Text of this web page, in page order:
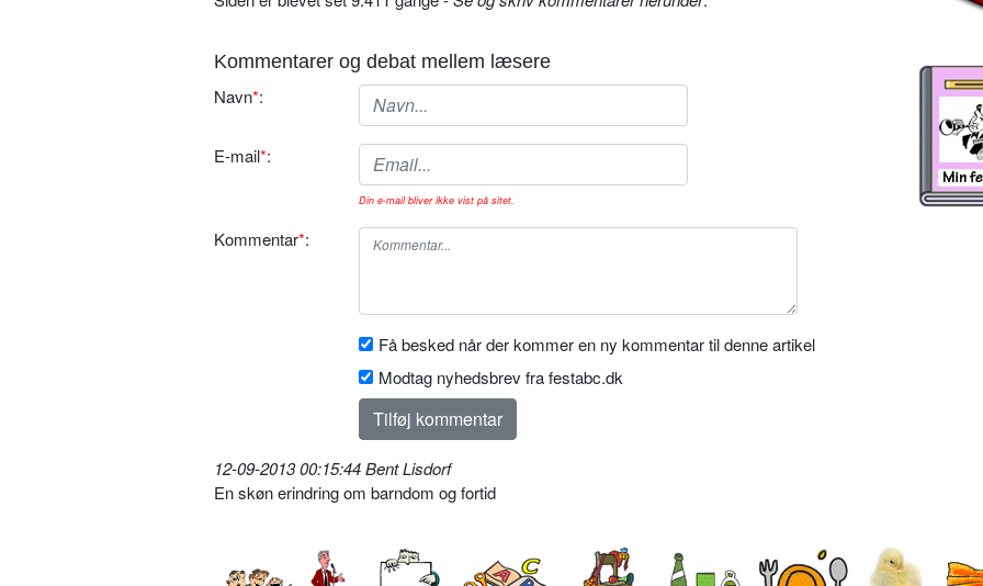
Kommentarer og debat mellem læsere
Navn*:
E-mail*:
Din e-mail bliver ikke vist på sitet.
Kommentar*:
Få besked når der kommer en ny kommentar til denne artikel
Modtag nyhedsbrev fra festabc.dk
12-09-2013 00:15:44 Bent Lisdorf
En skøn erindring om barndom og fortid